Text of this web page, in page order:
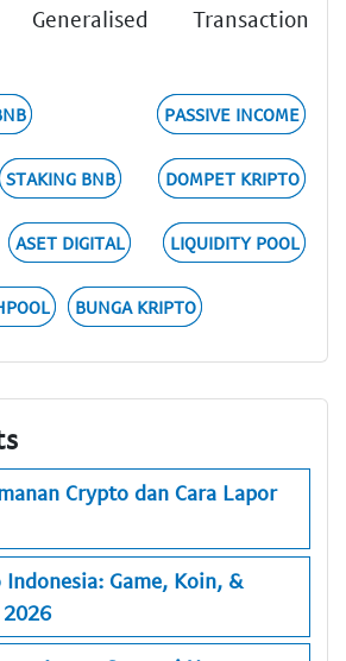
Generalised Transaction
PASSIVE INCOME
STAKING BNB DOMPET KRIPTO
ASET DIGITAL LIQUIDITY POOL
BUNGA KRIPTO
Crypto dan Cara Lapor
Game, Koin, &